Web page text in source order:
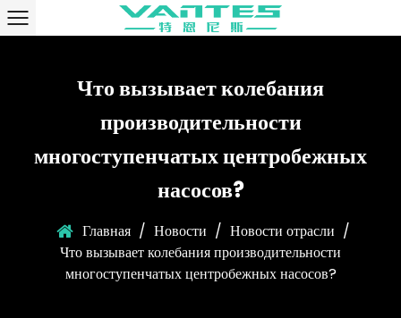
Что вызывает колебания
производительности
многоступенчатых центробежных
насосов?
Главная / Новости / Новости отрасли /
Что вызывает колебания производительности
многоступенчатых центробежных насосов?